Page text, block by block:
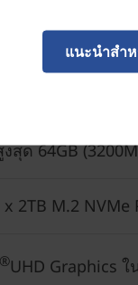
(ใช้ไ
Enterprise
งสุด 64GB
2TB M.2 NVMe
®UHD Graphics ใ
แนะนำสำ